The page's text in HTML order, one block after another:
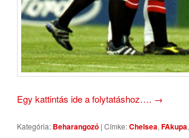
Egy kattintás ide a folytatáshoz…. →
Kategória: Beharangozó | Címke:Chelsea, FAkupa,